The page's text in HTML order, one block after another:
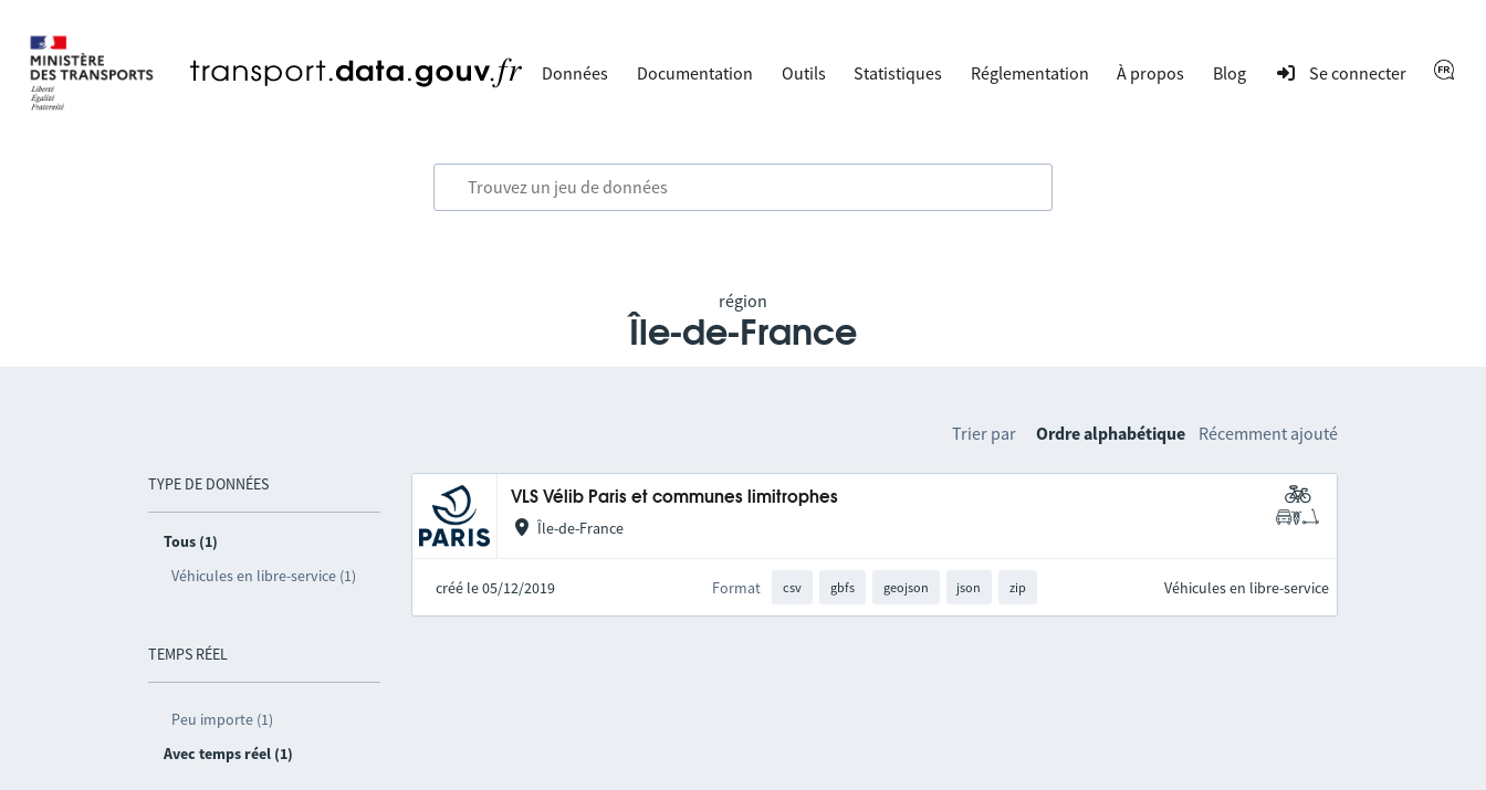
Données Documentation Outils Statistiques Réglementation À propos Blog Se connecter
région
Île-de-France
TYPE DE DONNÉES
Tous (1)
Véhicules en libre-service (1)
TEMPS RÉEL
Peu importe (1)
Avec temps réel (1)
Trier par Ordre alphabétique Récemment ajouté
VLS Vélib Paris et communes limitrophes
Île-de-France
créé le 05/12/2019 Format csv gbfs geojson json zip Véhicules en libre-service